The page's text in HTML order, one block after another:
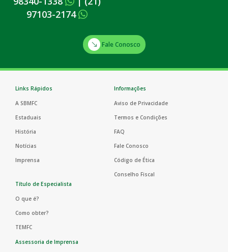
97103-2174
Fale Conosco
Links Rápidos
A SBMFC
Estaduais
História
Notícias
Imprensa
Informações
Aviso de Privacidade
Termos e Condições
FAQ
Fale Conosco
Código de Ética
Conselho Fiscal
Título de Especialista
O que é?
Como obter?
TEMFC
Assessoria de Imprensa